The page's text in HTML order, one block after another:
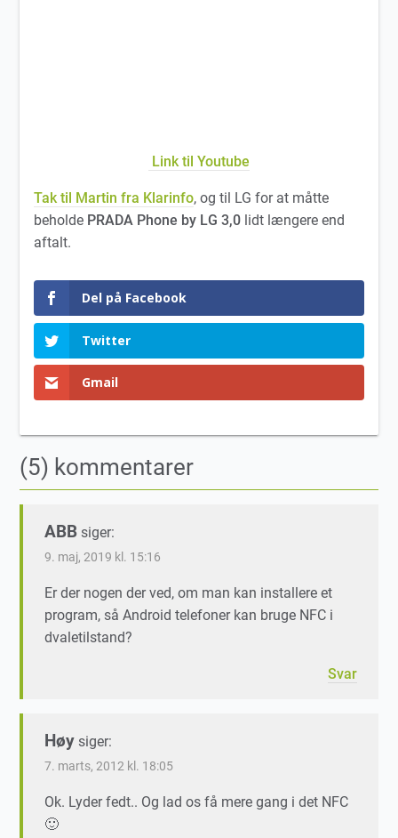
Link til Youtube
Tak til Martin fra Klarinfo, og til LG for at måtte
beholde PRADA Phone by LG 3,0 lidt længere end
aftalt.
Del på Facebook
Twitter
Gmail
(5) kommentarer
ABB siger:
9. maj, 2019 kl. 15:16
Er der nogen der ved, om man kan installere et
program, så Android telefoner kan bruge NFC i
dvaletilstand?
Svar
Høy siger:
7. marts, 2012 kl. 18:05
Ok. Lyder fedt.. Og lad os få mere gang i det NFC
🙂